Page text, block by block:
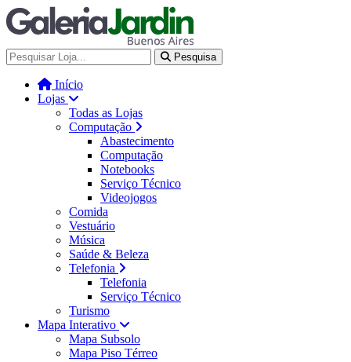
Galería Jardín - Centro de
Pesquisa
Início
Lojas
Todas as Lojas
Computação
Abastecimento
Computação
Notebooks
Serviço Técnico
Videojogos
Comida
Vestuário
Música
Saúde & Beleza
Telefonia
Telefonia
Serviço Técnico
Turismo
Mapa Interativo
Mapa Subsolo
Mapa Piso Térreo